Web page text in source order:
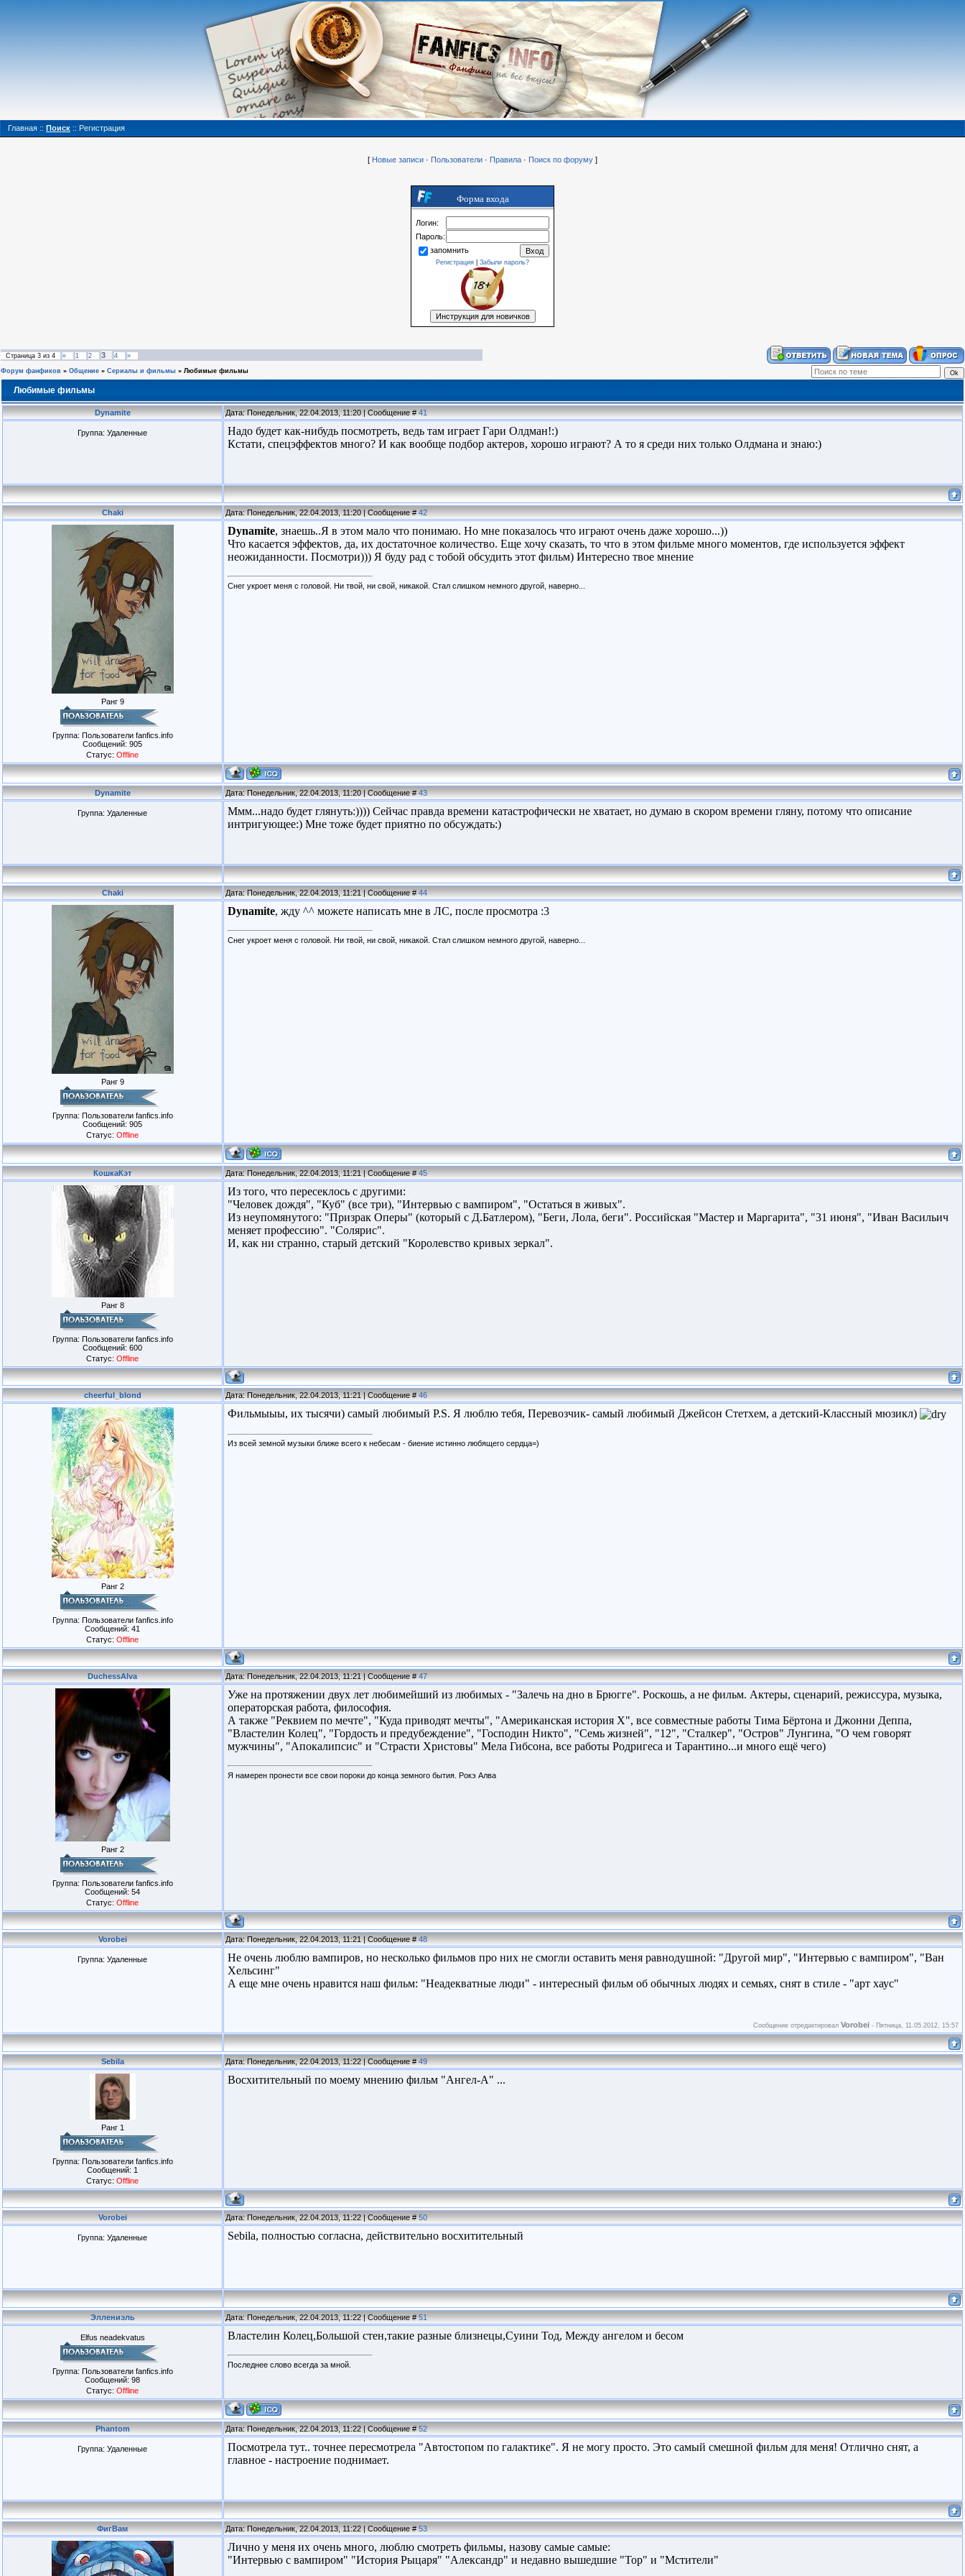
Главная :: Поиск :: Регистрация
[ Новые записи · Пользователи · Правила · Поиск по форуму ]
Форма входа
Логин:
Пароль:
запомнить
Регистрация Забыли пароль?
Страница 3 из 4 « 1 2 3 4 »
Форум фанфиков » Общение » Сериалы и фильмы » Любимые фильмы
Любимые фильмы
Dynamite Дата: Понедельник, 22.04.2013, 11:20 | Сообщение #41
Группа: Удаленные
Надо будет как-нибудь посмотреть, ведь там играет Гари Олдман!:)
Кстати, спецэффектов много? И как вообще подбор актеров, хорошо играют? А то я среди них только Олдмана и знаю:)
Chaki Дата: Понедельник, 22.04.2013, 11:20 | Сообщение #42
Ранг 9
Группа: Пользователи fanfics.info
Сообщений: 905
Статус: Offline
Dynamite, знаешь..Я в этом мало что понимаю. Но мне показалось что играют очень даже хорошо...))
Что касается эффектов, да, их достаточное количество. Еще хочу сказать, то что в этом фильме много моментов, где используется эффект
неожиданности. Посмотри))) Я буду рад с тобой обсудить этот фильм) Интересно твое мнение
Снег укроет меня с головой. Ни твой, ни свой, никакой. Стал слишком немного другой, наверно...
Dynamite Дата: Понедельник, 22.04.2013, 11:20 | Сообщение #43
Группа: Удаленные
Ммм...надо будет глянуть:)))) Сейчас правда времени катастрофически не хватает, но думаю в скором времени гляну, потому что описание
интригующее:) Мне тоже будет приятно по обсуждать:)
Chaki Дата: Понедельник, 22.04.2013, 11:21 | Сообщение #44
Ранг 9
Группа: Пользователи fanfics.info
Сообщений: 905
Статус: Offline
Dynamite, жду ^^ можете написать мне в ЛС, после просмотра :3
Снег укроет меня с головой. Ни твой, ни свой, никакой. Стал слишком немного другой, наверно...
КошкаКэт Дата: Понедельник, 22.04.2013, 11:21 | Сообщение #45
Ранг 8
Группа: Пользователи fanfics.info
Сообщений: 600
Статус: Offline
Из того, что пересеклось с другими:
"Человек дождя", "Куб" (все три), "Интервью с вампиром", "Остаться в живых".
Из неупомянутого: "Призрак Оперы" (который с Д.Батлером), "Беги, Лола, беги". Российская "Мастер и Маргарита", "31 июня", "Иван Васильич
меняет профессию". "Солярис".
И, как ни странно, старый детский "Королевство кривых зеркал".
cheerful_blond Дата: Понедельник, 22.04.2013, 11:21 | Сообщение #46
Ранг 2
Группа: Пользователи fanfics.info
Сообщений: 41
Статус: Offline
Фильмыыы, их тысячи) самый любимый P.S. Я люблю тебя, Перевозчик- самый любимый Джейсон Стетхем, а детский-Классный мюзикл)
Из всей земной музыки ближе всего к небесам - биение истинно любящего сердца=)
DuchessAlva Дата: Понедельник, 22.04.2013, 11:21 | Сообщение #47
Ранг 2
Группа: Пользователи fanfics.info
Сообщений: 54
Статус: Offline
Уже на протяжении двух лет любимейший из любимых - "Залечь на дно в Брюгге". Роскошь, а не фильм. Актеры, сценарий, режиссура, музыка,
операторская работа, философия.
А также "Реквием по мечте", "Куда приводят мечты", "Американская история Х", все совместные работы Тима Бёртона и Джонни Деппа,
"Властелин Колец", "Гордость и предубеждение", "Господин Никто", "Семь жизней", "12", "Сталкер", "Остров" Лунгина, "О чем говорят
мужчины", "Апокалипсис" и "Страсти Христовы" Мела Гибсона, все работы Родригеса и Тарантино...и много ещё чего)
Я намерен пронести все свои пороки до конца земного бытия. Рокэ Алва
Vorobei Дата: Понедельник, 22.04.2013, 11:21 | Сообщение #48
Группа: Удаленные
Не очень люблю вампиров, но несколько фильмов про них не смогли оставить меня равнодушной: "Другой мир", "Интервью с вампиром", "Ван
Хельсинг"
А еще мне очень нравится наш фильм: "Неадекватные люди" - интересный фильм об обычных людях и семьях, снят в стиле - "арт хаус"
Сообщение отредактировал Vorobei - Пятница, 11.05.2012, 15:57
Sebila Дата: Понедельник, 22.04.2013, 11:22 | Сообщение #49
Ранг 1
Группа: Пользователи fanfics.info
Сообщений: 1
Статус: Offline
Восхитительный по моему мнению фильм "Ангел-А" ...
Vorobei Дата: Понедельник, 22.04.2013, 11:22 | Сообщение #50
Группа: Удаленные Sebila, полностью согласна, действительно восхитительный
Эллениэль Дата: Понедельник, 22.04.2013, 11:22 | Сообщение #51
Elfus neadekvatus
Группа: Пользователи fanfics.info
Сообщений: 98
Статус: Offline
Властелин Колец,Большой стен,такие разные близнецы,Суини Тод, Между ангелом и бесом
Последнее слово всегда за мной.
Phantom Дата: Понедельник, 22.04.2013, 11:22 | Сообщение #52
Группа: Удаленные
Посмотрела тут.. точнее пересмотрела "Автостопом по галактике". Я не могу просто. Это самый смешной фильм для меня! Отлично снят, а
главное - настроение поднимает.
ФигВам Дата: Понедельник, 22.04.2013, 11:22 | Сообщение #53
Лично у меня их очень много, люблю смотреть фильмы, назову самые самые:
"Интервью с вампиром" "История Рыцаря" "Александр" и недавно вышедшие "Тор" и "Мстители"